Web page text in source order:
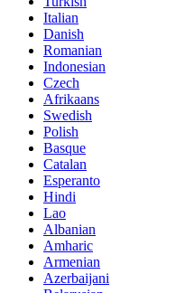
Italian
Danish
Romanian
Indonesian
Czech
Afrikaans
Swedish
Polish
Basque
Catalan
Esperanto
Hindi
Lao
Albanian
Amharic
Armenian
Azerbaijani